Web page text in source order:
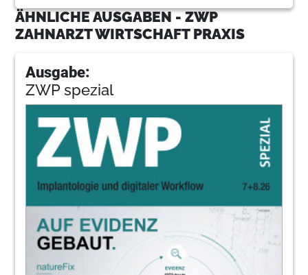
ÄHNLICHE AUSGABEN - ZWP
ZAHNARZT WIRTSCHAFT PRAXIS
Ausgabe:
ZWP spezial